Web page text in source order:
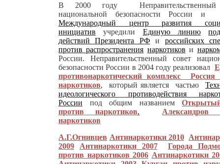
В 2000 году Неправительственный
национальной безопасности России
Международный центр развития
инициатив учредили Единую линию
действий Президента РФ и российских
против распространения наркотиков и
России. Неправительственный совет
безопасности России в 2004 году реализовал
противонаркотический комплекс Россия
наркотиков, который является частью
идеологического противодействия
России под общим названием
против наркотиков.
Александров
наркотиков
А.Г.Огнивцев Антинаркотики 2010
2009
Антинаркотики 2007
Города
против наркотиков 2006 Антинаркотики